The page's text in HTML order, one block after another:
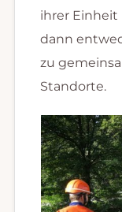
ihrer
dann
zu
Standorte.